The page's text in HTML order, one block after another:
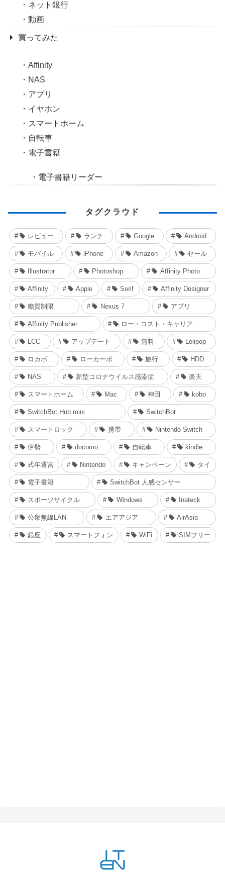
ネット銀行
動画
買ってみた
Affinity
NAS
アプリ
イヤホン
スマートホーム
自転車
電子書籍
電子書籍リーダー
タグクラウド
レビュー ランチ Google Android
モバイル iPhone Amazon セール
Illustrator Photoshop Affinity Photo
Affinity Apple Serif Affinity Designer
糖質制限 Nexus 7 アプリ
Affinity Publisher ロー・コスト・キャリア
LCC アップデート 無料 Lolipop
ロカボ ローカーボ 旅行 HDD
NAS 新型コロナウイルス感染症 楽天
スマートホーム Mac 神田 kobo
SwitchBot Hub mini SwitchBot
スマートロック 携帯 Nintendo Switch
伊勢 docomo 自転車 kindle
式年遷宮 Nintendo キャンペーン タイ
電子書籍 SwitchBot 人感センサー
スポーツサイクル Windows Inateck
公衆無線LAN エアアジア AirAsia
銀座 スマートフォン WiFi SIMフリー